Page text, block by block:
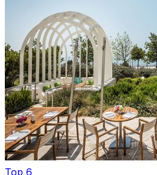
Top 6